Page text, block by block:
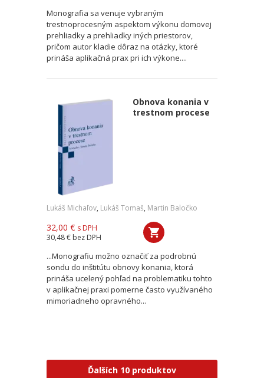
Monografia sa venuje vybraným
trestnoprocesným aspektom výkonu domovej
prehliadky a prehliadky iných priestorov,
pričom autor kladie dôraz na otázky, ktoré
prináša aplikačná prax pri ich výkone....
Obnova konania v
trestnom procese
Lukáš Michaľov, Lukáš Tomaš, Martin Baločko
32,00 € s DPH
30,48 € bez DPH
...Monografiu možno označiť za podrobnú
sondu do inštitútu obnovy konania, ktorá
prináša ucelený pohľad na problematiku tohto
v aplikačnej praxi pomerne často využívaného
mimoriadneho opravného...
Ďalších 10 produktov